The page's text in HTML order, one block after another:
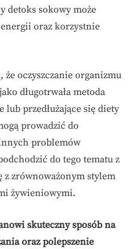
detoks sokowy może
oraz korzystnie
oczyszczanie organizmu
długotrwała metoda
przedłużające się diety
prowadzić do
problemów
do tego tematu z
z zrównoważonym stylem
żywieniowymi.
skuteczny sposób na
oraz polepszenie